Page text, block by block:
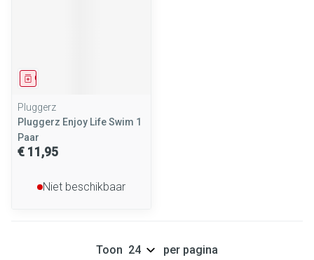
Geneesmiddel
Pluggerz
Pluggerz Enjoy Life Swim 1
Paar
€ 11,95
Niet beschikbaar
Toon per pagina